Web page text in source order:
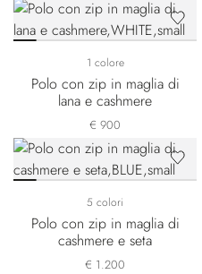
1 colore
Polo con zip in maglia di
lana e cashmere
€ 900
5 colori
Polo con zip in maglia di
cashmere e seta
€ 1.200